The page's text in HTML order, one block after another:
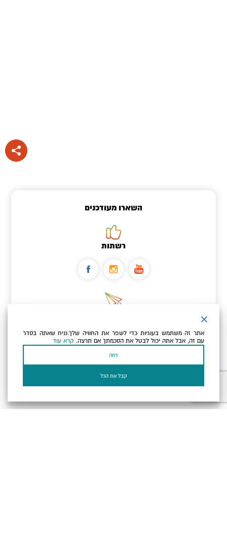
השארו מעודכנים
רשתות
כתובת הדוא"ל שלך
אני מאשר/ת שקראתי ומסכים/הלמדיניות הפרטיות ולמדיניות
אתר זה משתמש בעוגיות כדי לשפר את החוויה שלך.נניח שאתה בסדר
עם זה, אבל אתה יכול לבטל את הסכמתך אם תרצה. קרא עוד
דחה
קבל את הכל